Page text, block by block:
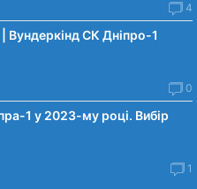
4
СК Дніпро-1
0
1 у 2023-му році. Вибiр
1